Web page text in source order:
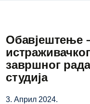
Обавјештење
завршног
студија
3. Април 2024.